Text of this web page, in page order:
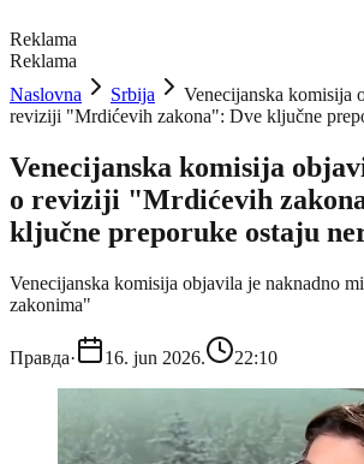
Reklama
Reklama
Naslovna
Srbija
Venecijanska komisija
reviziji "Mrdićevih zakona": Dve ključne
Venecijanska komisija
o reviziji "Mrdićevih
ključne preporuke ostaju
Venecijanska komisija objavila je naknadno
zakonima"
Правда· 16. jun 2026. 22:10